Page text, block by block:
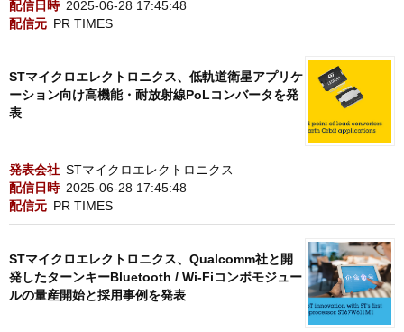
配信日時 2025-06-28 17:45:48
配信元 PR TIMES
STマイクロエレクトロニクス、低軌道衛星アプリケ
ーション向け高機能・耐放射線PoLコンバータを発
表
発表会社 STマイクロエレクトロニクス
配信日時 2025-06-28 17:45:48
配信元 PR TIMES
STマイクロエレクトロニクス、Qualcomm社と開
発したターンキーBluetooth / Wi-Fiコンボモジュー
ルの量産開始と採用事例を発表